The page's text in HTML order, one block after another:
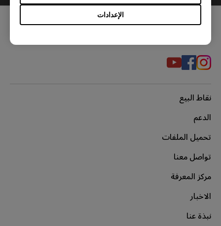
الإعدادات
نقاط البيع
الدعم
تحميل الملفات
تواصل معنا
مركز المعرفة
الاخبار
نبذة عنا